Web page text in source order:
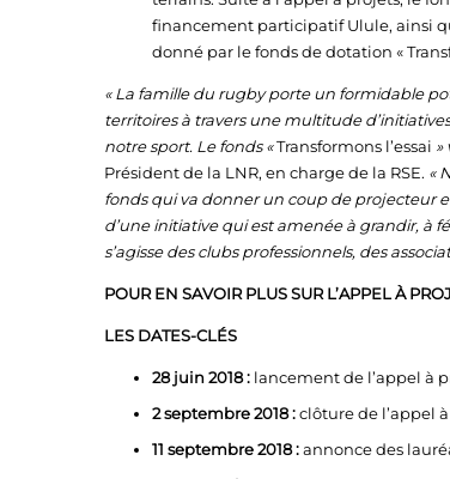
financement participatif Ulule, ainsi
donné par le fonds de dotation «
« La famille du rugby porte un formidable
territoires à travers une multitude
notre sport. Le fonds «Transformons l’essai »
Président de la LNR, en charge de la RSE. «
fonds qui va donner un coup de projecteur
d’une initiative qui est amenée à grandir, à
s’agisse des clubs professionnels, des
POUR EN SAVOIR PLUS SUR L’APPEL À
LES DATES-CLÉS
28 juin 2018 : lancement de l’appel à
2 septembre 2018 :clôture de l’appel
11 septembre 2018 :annonce des